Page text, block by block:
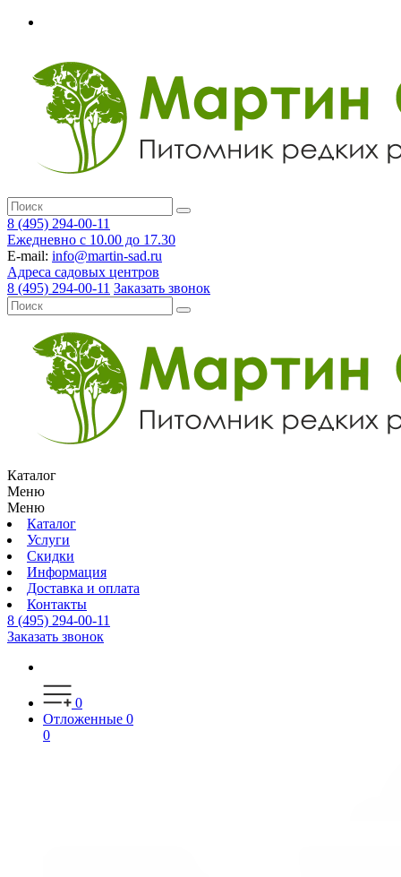
8 (495) 294-00-11
Ежедневно с 10.00 до 17.30
E-mail: info@martin-sad.ru
Адреса садовых центров
8 (495) 294-00-11 Заказать звонок
Каталог
Меню
Меню
Каталог
Услуги
Скидки
Информация
Доставка и оплата
Контакты
8 (495) 294-00-11
Заказать звонок
0
Отложенные 0
0